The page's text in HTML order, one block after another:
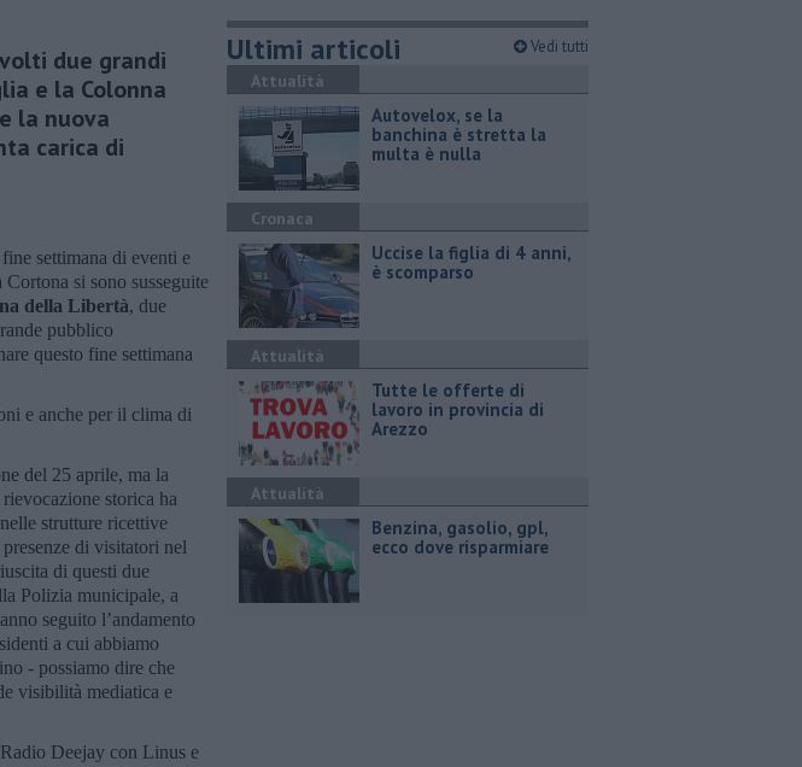
due grandi
e la Colonna
la nuova
carica di
settimana di eventi e
si sono susseguite
della Libertà, due
pubblico
questo fine settimana
e anche per il clima di
del 25 aprile, ma la
storica ha
strutture ricettive
di visitatori nel
di questi due
Polizia municipale, a
seguito l’andamento
a cui abbiamo
- possiamo dire che
visibilità mediatica e
Deejay con Linus e
Ultimi articoli Vedi tutti
Attualità
Autovelox, se la
banchina è stretta la
multa è nulla
Cronaca
Uccise la figlia di 4 anni,
è scomparso
Attualità
​Tutte le offerte di
lavoro in provincia di
Arezzo
Attualità
​Benzina, gasolio, gpl,
ecco dove risparmiare